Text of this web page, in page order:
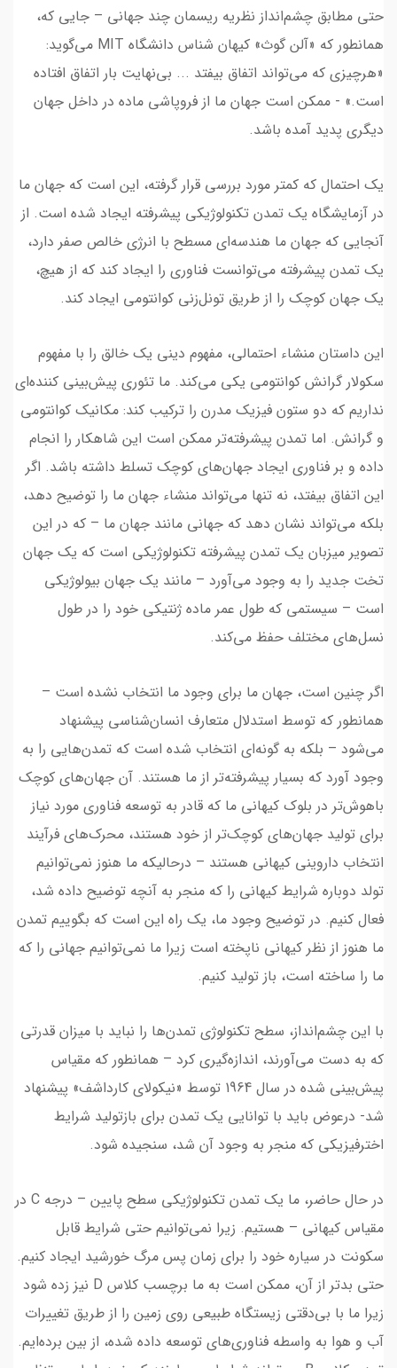
حتی مطابق چشم‌انداز نظریه ریسمان چند جهانی – جایی که،
همانطور که «آلن گوث» کیهان شناس دانشگاه MIT می‌گوید:
«هرچیزی که می‌تواند اتفاق بیفتد ... بی‌نهایت بار اتفاق افتاده
است.» - ممکن است جهان ما از فروپاشی ماده در داخل جهان
دیگری پدید آمده باشد.
یک احتمال که کمتر مورد بررسی قرار گرفته، این است که جهان ما
در آزمایشگاه یک تمدن تکنولوژیکی پیشرفته ایجاد شده است. از
آنجایی که جهان ما هندسه‌ای مسطح با انرژی خالص صفر دارد،
یک تمدن پیشرفته می‌توانست فناوری را ایجاد کند که از هیچ،
یک جهان کوچک را از طریق تونل‌زنی کوانتومی ایجاد کند.
این داستان منشاء احتمالی، مفهوم دینی یک خالق را با مفهوم
سکولار گرانش کوانتومی یکی می‌کند. ما تئوری پیش‌بینی کننده‌ای
نداریم که دو ستون فیزیک مدرن را ترکیب کند: مکانیک کوانتومی
و گرانش. اما تمدن پیشرفته‌تر ممکن است این شاهکار را انجام
داده و بر فناوری ایجاد جهان‌های کوچک تسلط داشته باشد. اگر
این اتفاق بیفتد، نه تنها می‌تواند منشاء جهان ما را توضیح دهد،
بلکه می‌تواند نشان دهد که جهانی مانند جهان ما – که در این
تصویر میزبان یک تمدن پیشرفته تکنولوژیکی است که یک جهان
تخت جدید را به وجود می‌آورد – مانند یک جهان بیولوژیکی
است – سیستمی که طول عمر ماده ژنتیکی خود را در طول
نسل‌های مختلف حفظ می‌کند.
اگر چنین است، جهان ما برای وجود ما انتخاب نشده است –
همانطور که توسط استدلال متعارف انسان‌شناسی پیشنهاد
می‌شود – بلکه به گونه‌ای انتخاب شده است که تمدن‌هایی را به
وجود آورد که بسیار پیشرفته‌تر از ما هستند. آن جهان‌های کوچک
باهوش‌تر در بلوک کیهانی ما که قادر به توسعه فناوری مورد نیاز
برای تولید جهان‌های کوچک‌تر از خود هستند، محرک‌های فرآیند
انتخاب داروینی کیهانی هستند – درحالیکه ما هنوز نمی‌توانیم
تولد دوباره شرایط کیهانی را که منجر به آنچه توضیح داده شد،
فعال کنیم. در توضیح وجود ما، یک راه این است که بگوییم تمدن
ما هنوز از نظر کیهانی ناپخته است زیرا ما نمی‌توانیم جهانی را که
ما را ساخته است، باز تولید کنیم.
با این چشم‌انداز، سطح تکنولوژی تمدن‌ها را نباید با میزان قدرتی
که به دست می‌آورند، اندازه‌گیری کرد – همانطور که مقیاس
پیش‌بینی شده در سال 1964 توسط «نیکولای کارداشف» پیشنهاد
شد- درعوض باید با توانایی یک تمدن برای بازتولید شرایط
اخترفیزیکی که منجر به وجود آن شد، سنجیده شود.
در حال حاضر، ما یک تمدن تکنولوژیکی سطح پایین – درجه C در
مقیاس کیهانی – هستیم. زیرا نمی‌توانیم حتی شرایط قابل
سکونت در سیاره خود را برای زمان پس مرگ خورشید ایجاد کنیم.
حتی بدتر از آن، ممکن است به ما برچسب کلاس D نیز زده شود
زیرا ما با بی‌دقتی زیستگاه طبیعی روی زمین را از طریق تغییرات
آب و هوا به واسطه فناوری‌های توسعه داده شده، از بین برده‌ایم.